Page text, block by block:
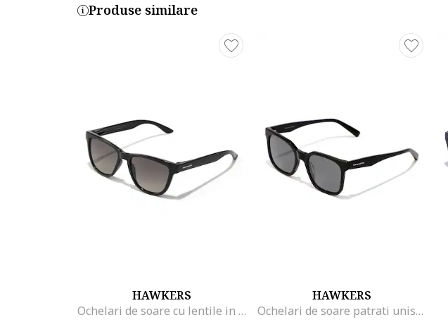
Part number key:
Produse similare
HAWKERS
Ochelari de soare cu lentile in degrade, Negru
HAWKERS
Ochelari de soare patrati unisex cu lentile polarizate Tribe